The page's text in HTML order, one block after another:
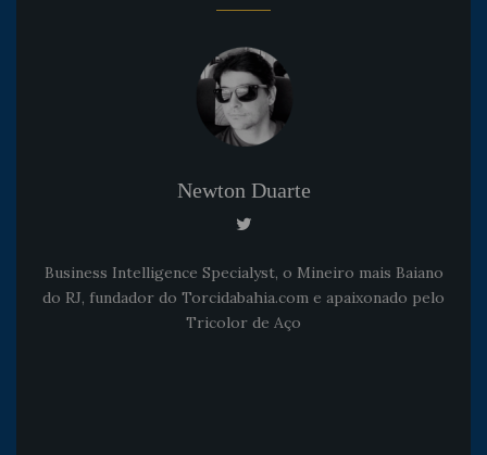
Newton Duarte
Business Intelligence Specialyst, o Mineiro mais Baiano
do RJ, fundador do Torcidabahia.com e apaixonado pelo
Tricolor de Aço